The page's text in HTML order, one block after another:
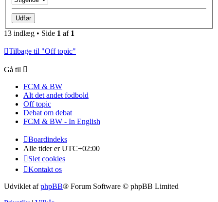
13 indlæg • Side 1 af 1
Tilbage til "Off topic"
Gå til
FCM & BW
Alt det andet fodbold
Off topic
Debat om debat
FCM & BW - In English
Boardindeks
Alle tider erUTC+02:00
Slet cookies
Kontakt os
Udviklet afphpBB® Forum Software © phpBB Limited